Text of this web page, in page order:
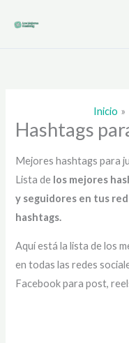
Inicio
Hashtags
Mejores hashtags para
Lista de los mejores
y seguidores en tus
hashtags.
Aquí está la lista de los
en todas las redes
Facebook para post,